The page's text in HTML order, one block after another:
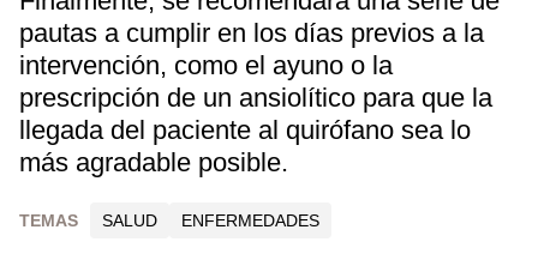
pautas a cumplir en los días previos a la
intervención, como el ayuno o la
prescripción de un ansiolítico para que la
llegada del paciente al quirófano sea lo
más agradable posible.
TEMAS SALUD ENFERMEDADES